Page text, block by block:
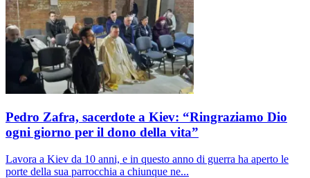
Pedro Zafra, sacerdote a Kiev: “Ringraziamo Dio
ogni giorno per il dono della vita”
Lavora a Kiev da 10 anni, e in questo anno di guerra ha aperto le
porte della sua parrocchia a chiunque ne...